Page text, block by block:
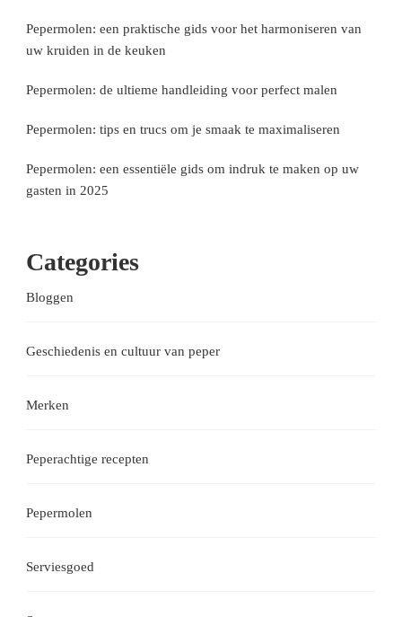
Pepermolen: een praktische gids voor het harmoniseren van
uw kruiden in de keuken
Pepermolen: de ultieme handleiding voor perfect malen
Pepermolen: tips en trucs om je smaak te maximaliseren
Pepermolen: een essentiële gids om indruk te maken op uw
gasten in 2025
Categories
Bloggen
Geschiedenis en cultuur van peper
Merken
Peperachtige recepten
Pepermolen
Serviesgoed